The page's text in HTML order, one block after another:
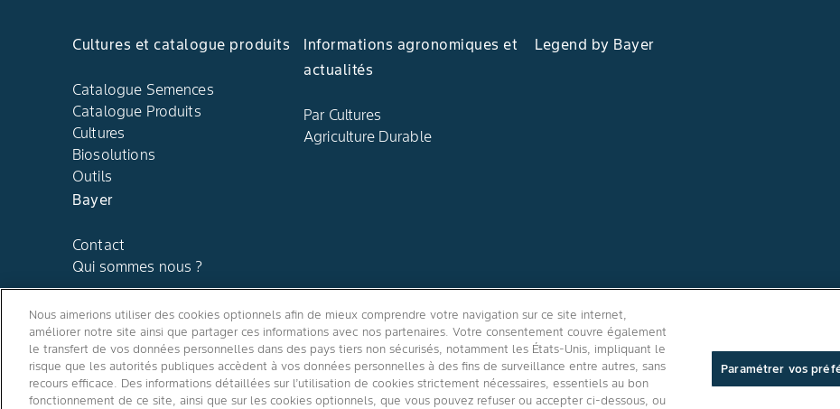
Cultures et catalogue produits
Catalogue Semences
Catalogue Produits
Cultures
Biosolutions
Outils
Informations agronomiques et
actualités
Par Cultures
Agriculture Durable
Legend by Bayer
Bayer
Contact
Qui sommes nous ?
Suivez-nous
Conditions générales d'utilisation/Politique de confidentialité site internet /Politique de confidentialité applications mobiles
Nous aimerions utiliser des cookies optionnels afin de mieux comprendre votre navigation sur ce site internet,
améliorer notre site ainsi que partager ces informations avec nos partenaires. Votre consentement couvre également
le transfert de vos données personnelles dans des pays tiers non sécurisés, notamment les États-Unis, impliquant le
risque que les autorités publiques accèdent à vos données personnelles à des fins de surveillance entre autres, sans
recours efficace. Des informations détaillées sur l’utilisation de cookies strictement nécessaires, essentiels au bon
fonctionnement de ce site, ainsi que sur les cookies optionnels, que vous pouvez refuser ou accepter ci-dessous, ou
Paramétrer vos